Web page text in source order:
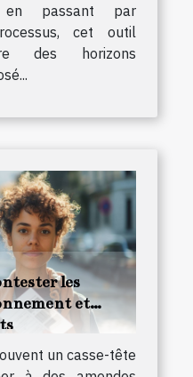
en passant par
cet outil
des horizons
les
et
un casse-tête